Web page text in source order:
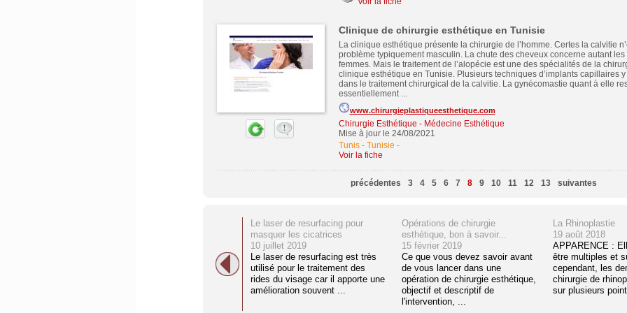
Clinique de chirurgie esthétique en Tunisie
La clinique esthétique présente la chirurgie de l’homme. Certes la calvitie
problème typiquement masculin. La chute des cheveux concerne autant
femmes. Mais le traitement de l’alopécie est une des spécialités de la
clinique esthétique en Tunisie. Plusieurs techniques d’implants capillaires
dans le traitement chirurgical de la calvitie. La gynécomastie quant à elle
essentiellement ...
www.chirurgieplastiqueesthetique.com
Chirurgie Esthétique - Médecine Esthétique
Mise à jour le 24/08/2021
Tunis - Tunisie -
Voir la fiche
précédentes 3 4 5 6 7 8 9 10 11 12 13 suivantes
Le laser de resurfacing pour
masquer les cicatrices
10 juillet 2019
Le laser de resurfacing est très
utilisé pour le traitement des
rides du visage car il apporte une
amélioration souvent ...
Opérations de chirurgie
esthétique, bon à savoir...
15 février 2019
Ce que vous devez savoir avant
de vous lancer dans une
opération de chirurgie esthétique,
objectif et descriptif de
l'intervention, ...
La Rhinoplastie
19 août 2018
APPARENCE :
être multiples et
cependant, les
chirurgie de
sur plusieurs